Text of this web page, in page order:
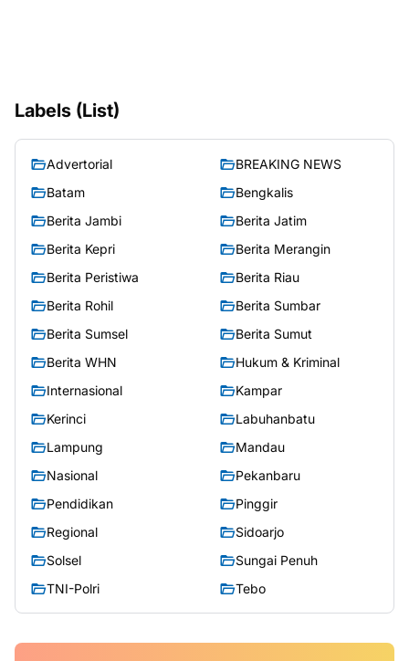
Labels (List)
Advertorial
BREAKING NEWS
Batam
Bengkalis
Berita Jambi
Berita Jatim
Berita Kepri
Berita Merangin
Berita Peristiwa
Berita Riau
Berita Rohil
Berita Sumbar
Berita Sumsel
Berita Sumut
Berita WHN
Hukum & Kriminal
Internasional
Kampar
Kerinci
Labuhanbatu
Lampung
Mandau
Nasional
Pekanbaru
Pendidikan
Pinggir
Regional
Sidoarjo
Solsel
Sungai Penuh
TNI-Polri
Tebo